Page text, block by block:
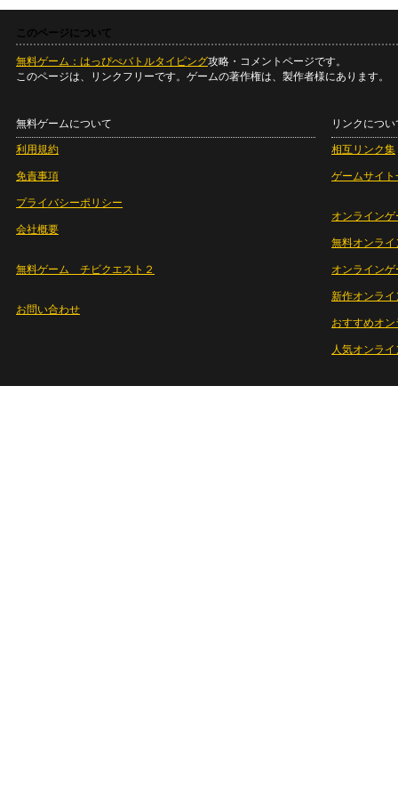
このページについて
無料ゲーム：はっぴぺバトルタイピング攻略・コメントページです。
このページは、リンクフリーです。ゲームの著作権は、製作者様にあります。
無料ゲームについて
利用規約
免責事項
プライバシーポリシー
会社概要
無料ゲーム チビクエスト２
お問い合わせ
リンクについ
相互リンク集
ゲームサイト
オンラインゲ
無料オンライ
オンライン
新作オンライ
おすすめオ
人気オンラ